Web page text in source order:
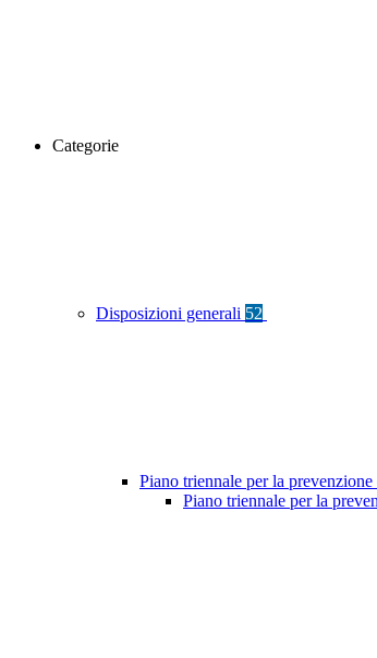
Categorie
Disposizioni generali 52
Piano triennale per la
Piano triennale per la